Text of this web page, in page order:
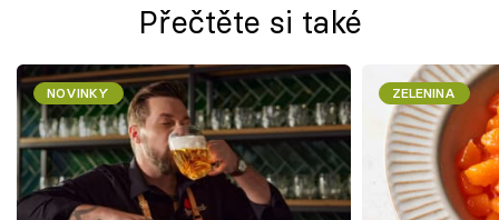
Přečtěte si také
NOVINKY ZELENINA